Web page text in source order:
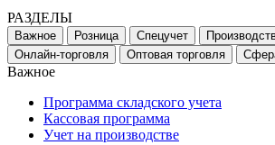
РАЗДЕЛЫ
Важное Розница Спецучет
Онлайн-торговля
Оптовая торговля
Важное
Программа складского учета
Кассовая программа
Учет на производстве